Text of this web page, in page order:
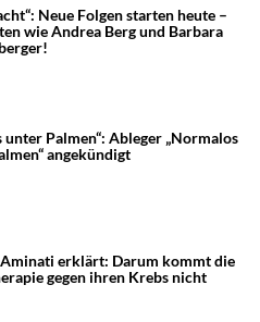
Neue Folgen starten heute –
wie Andrea Berg und Barbara
unter Palmen“: Ableger „Normalos
angekündigt
erklärt: Darum kommt die
gegen ihren Krebs nicht